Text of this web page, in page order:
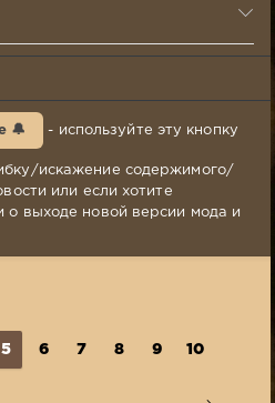
🔔 - используйте эту кнопку
искажение содержимого/
или если хотите
о выходе новой версии мода и
5 6 7 8 9 10